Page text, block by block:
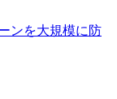
ンを大規模に防